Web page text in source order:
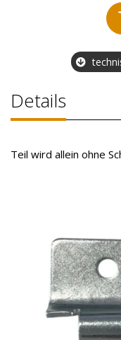
Details
Teil wird allein ohne